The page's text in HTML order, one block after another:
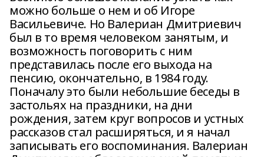
можно больше о нем и об Игоре
Васильевиче. Но Валериан Дмитриевич
был в то время человеком занятым, и
возможность поговорить с ним
представилась после его выхода на
пенсию, окончательно, в 1984 году.
Поначалу это были небольшие беседы в
застольях на праздники, на дни
рождения, затем круг вопросов и устных
рассказов стал расширяться, и я начал
записывать его воспоминания. Валериан